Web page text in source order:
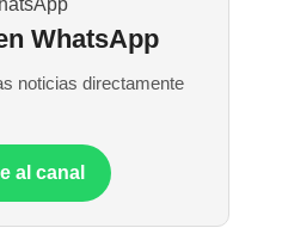
WhatsApp
noticias directamente
al canal